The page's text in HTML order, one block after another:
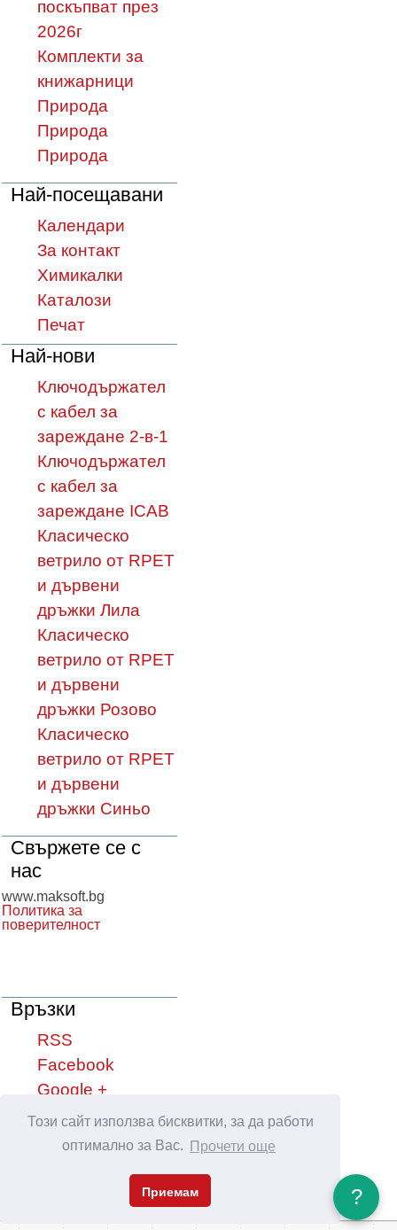
Този сайт използва бисквитки, за да работи
оптимално за Вас.
Прочети още
Приемам
поскъпват през
2026г
Комплекти за
книжарници
Природа
Природа
Природа
Най-посещавани
Календари
За контакт
Химикалки
Каталози
Печат
Най-нови
Ключодържател
с кабел за
зареждане 2-в-1
Ключодържател
с кабел за
зареждане ICAB
Класическо
ветрило от RPET
и дървени
дръжки Лила
Класическо
ветрило от RPET
и дървени
дръжки Розово
Класическо
ветрило от RPET
и дървени
дръжки Синьо
Свържете се с
нас
www.maksoft.bg
Политика за
поверителност
Връзки
RSS
Facebook
Google +
YouTube
Сподели във:
Maksoft.Bg © 2013 - 2026, support Netservice
?